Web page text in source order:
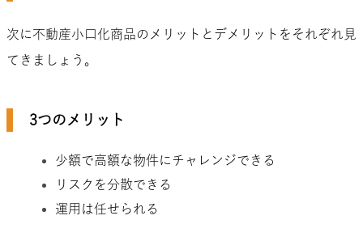
次に不動産小口化商品のメリットとデメリットをそれぞれ見
てきましょう。
3つのメリット
少額で高額な物件にチャレンジできる
リスクを分散できる
運用は任せられる